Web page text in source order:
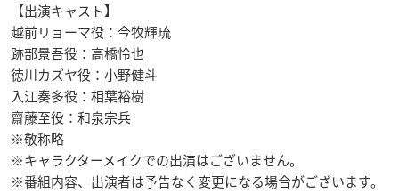
【出演キャスト】
越前リョーマ役：今牧輝琉
跡部景吾役：高橋怜也
徳川カズヤ役：小野健斗
入江奏多役：相葉裕樹
齋藤至役：和泉宗兵
※敬称略
※キャラクターメイクでの出演はございません。
※番組内容、出演者は予告なく変更になる場合がございます。